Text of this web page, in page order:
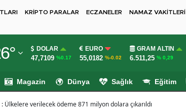
KRİPTO PARALAR ECZANELER
NAMAZ VAKİTLERİ
° DOLAR
47,7109 %0.17
EURO
55,0182 %-0.02
GRAM ALTIN
6.511,25 % 0,29
Magazin Dünya Sağlık Eğitim
Ülkelere verilecek ödeme 871 milyon dolara çıkarıldı